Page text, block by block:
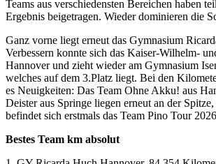
Teams aus verschiedensten Bereichen haben
Ergebnis beigetragen. Wieder dominieren die
Ganz vorne liegt erneut das Gymnasium
Verbessern konnte sich das Kaiser-Wilhelm-
Hannover und zieht wieder am Gymnasium
welches auf dem 3.Platz liegt. Bei den
es Neuigkeiten: Das Team Ohne Akku! aus
Deister aus Springe liegen erneut an der
befindet sich erstmals das Team Pino Tour
Bestes Team km absolut